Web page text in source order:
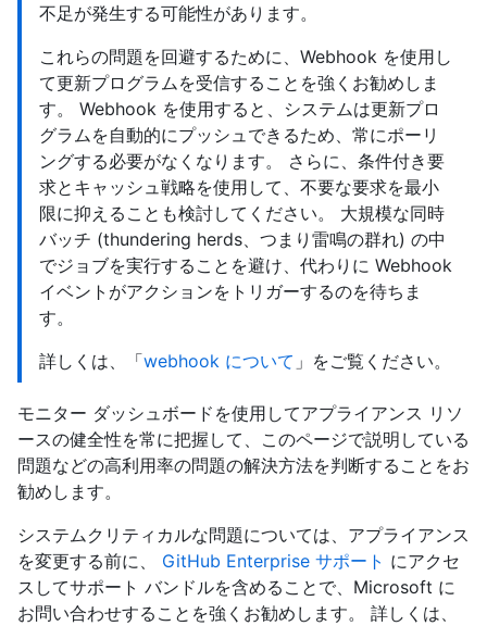
不足が発生する可能性があります。
これらの問題を回避するために、Webhook を使用し
て更新プログラムを受信することを強くお勧めしま
す。 Webhook を使用すると、システムは更新プロ
グラムを自動的にプッシュできるため、常にポーリ
ングする必要がなくなります。 さらに、条件付き要
求とキャッシュ戦略を使用して、不要な要求を最小
限に抑えることも検討してください。 大規模な同時
バッチ (thundering herds、つまり雷鳴の群れ) の中
でジョブを実行することを避け、代わりに Webhook
イベントがアクションをトリガーするのを待ちま
す。
詳しくは、「webhook について 」をご覧ください。
モニター ダッシュボードを使用してアプライアンス リソ
ースの健全性を常に把握して、このページで説明している
問題などの高利用率の問題の解決方法を判断することをお
勧めします。
システムクリティカルな問題については、アプライアンス
を変更する前に、 GitHub Enterprise サポート にアクセ
スしてサポート バンドルを含めることで、Microsoft に
お問い合わせすることを強くお勧めします。 詳しくは、